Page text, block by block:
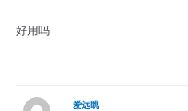
好用吗
爱远眺